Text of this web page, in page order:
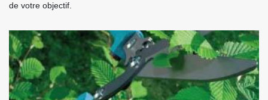
de votre objectif.